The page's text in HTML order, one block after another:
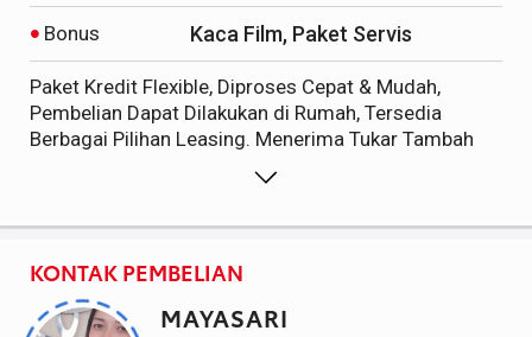
Bonus Kaca Film, Paket Servis
Paket Kredit Flexible, Diproses Cepat & Mudah,
Pembelian Dapat Dilakukan di Rumah, Tersedia
Berbagai Pilihan Leasing. Menerima Tukar Tambah
KONTAK PEMBELIAN
MAYASARI